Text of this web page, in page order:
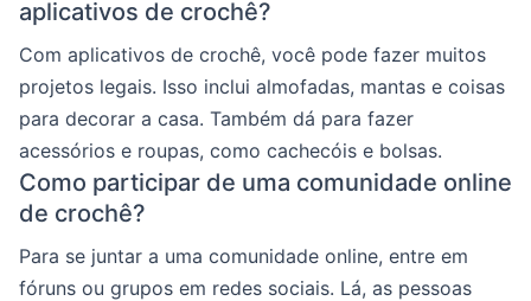
aplicativos de crochê?
Com aplicativos de crochê, você pode fazer muitos
projetos legais. Isso inclui almofadas, mantas e coisas
para decorar a casa. Também dá para fazer
acessórios e roupas, como cachecóis e bolsas.
Como participar de uma comunidade online
de crochê?
Para se juntar a uma comunidade online, entre em
fóruns ou grupos em redes sociais. Lá, as pessoas